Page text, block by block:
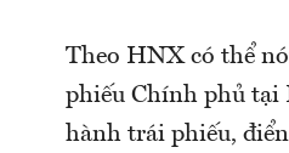
Theo HNX có thể
phiếu Chính phủ tại
hành trái phiếu,